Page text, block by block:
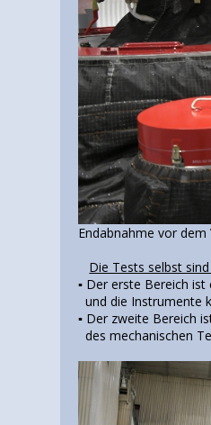
Endabnahme vor dem
Die Tests selbst
▪️ Der erste Bereich
und die Instrumente
▪️ Der zweite Bereich
des mechanischen